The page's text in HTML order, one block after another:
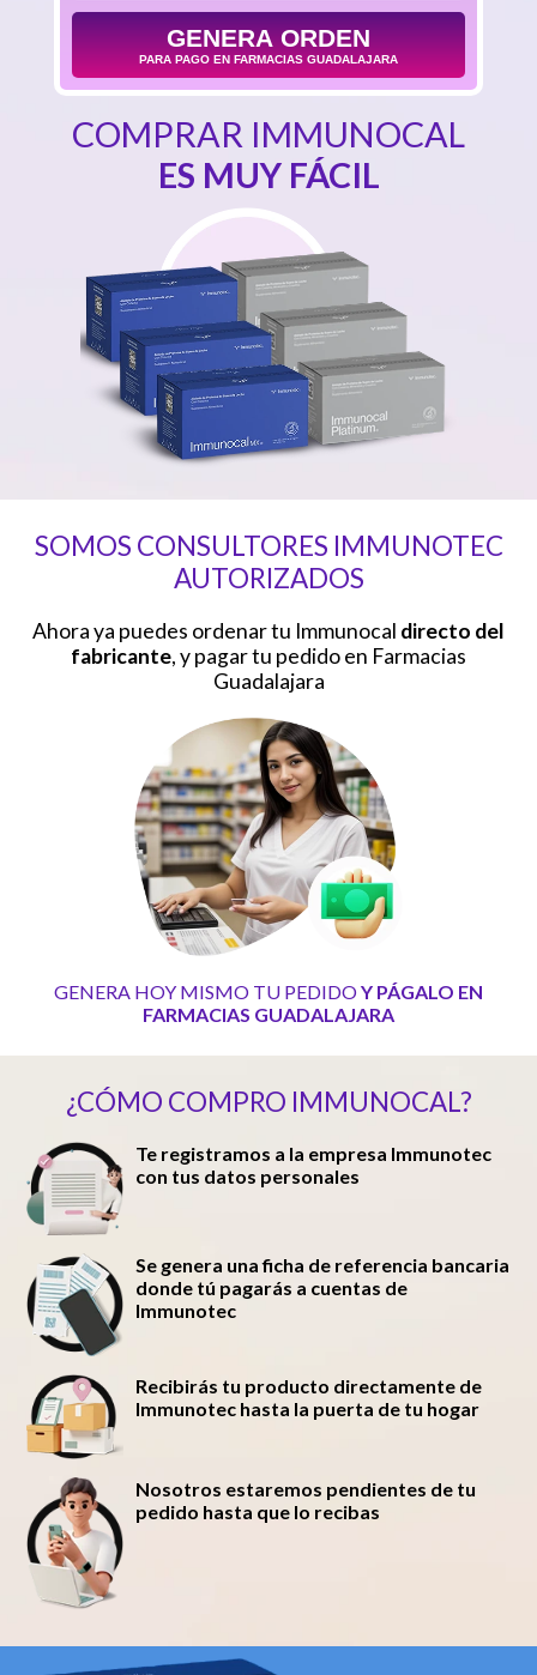
GENERA ORDEN
PARA PAGO EN FARMACIAS GUADALAJARA
COMPRAR IMMUNOCAL
ES MUY FÁCIL
SOMOS CONSULTORES IMMUNOTEC
AUTORIZADOS
Ahora ya puedes ordenar tu Immunocal directo del
fabricante, y pagar tu pedido en Farmacias
Guadalajara
GENERA HOY MISMO TU PEDIDOY PÁGALO EN
FARMACIAS GUADALAJARA
¿CÓMO COMPRO IMMUNOCAL?
Te registramos a la empresa Immunotec
con tus datos personales
Se genera una ficha de referencia bancaria
donde tú pagarás a cuentas de
Immunotec
Recibirás tu producto directamente de
Immunotec hasta la puerta de tu hogar
Nosotros estaremos pendientes de tu
pedido hasta que lo recibas